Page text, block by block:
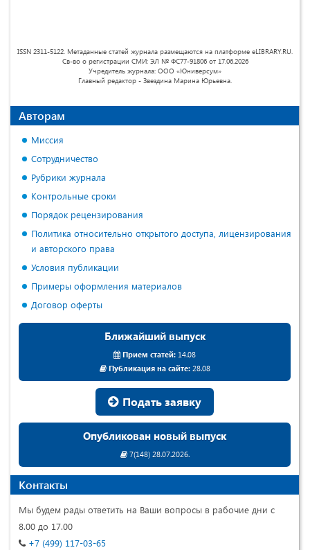
ISSN 2311-5122. Метаданные статей журнала размещаются на платформе eLIBRARY.RU.
Св-во о регистрации СМИ: ЭЛ № ФС77-91806 от 17.06.2026
Учредитель журнала: ООО «Юниверсум»
Главный редактор - Звездина Марина Юрьевна.
Авторам
Миссия
Сотрудничество
Рубрики журнала
Контрольные сроки
Порядок рецензирования
Политика относительно открытого доступа, лицензирования
и авторского права
Условия публикации
Примеры оформления материалов
Договор оферты
Ближайший выпуск
Прием статей: 14.08
Публикация на сайте:28.08
Подать заявку
Опубликован новый выпуск
7(148) 28.07.2026.
Контакты
Мы будем рады ответить на Ваши вопросы в рабочие дни с
8.00 до 17.00
+7 (499) 117-03-65